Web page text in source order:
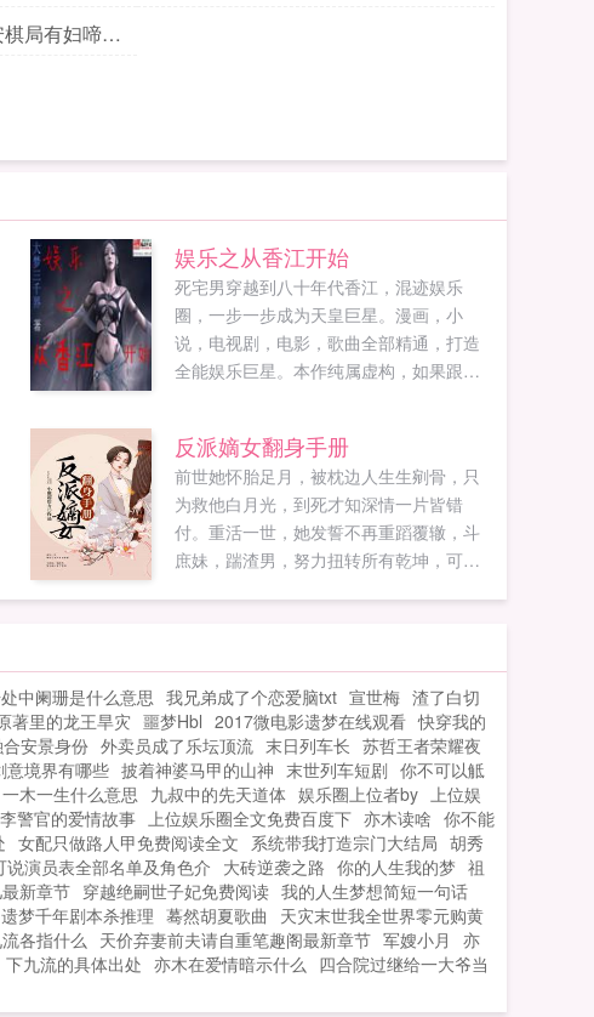
局有妇啼鸣
娱乐之从香江开始
死宅男穿越到八十年代香江，混迹娱乐
圈，一步一步成为天皇巨星。漫画，小
说，电视剧，电影，歌曲全部精通，打造
全能娱乐巨星。本作纯属虚构，如果跟现
反派嫡女翻身手册
前世她怀胎足月，被枕边人生生剜骨，只
为救他白月光，到死才知深情一片皆错
付。重活一世，她发誓不再重蹈覆辙，斗
庶妹，踹渣男，努力扭转所有乾坤，可身
中阑珊是什么意思 我兄弟成了个恋爱脑txt 宣世梅 渣了白切
著里的龙王旱灾 噩梦Hbl 2017微电影遗梦在线观看 快穿我的
安景身份 外卖员成了乐坛顶流 末日列车长 苏哲王者荣耀夜
意境界有哪些 披着神婆马甲的山神 末世列车短剧 你不可以觝
一木一生什么意思 九叔中的先天道体 娱乐圈上位者by 上位娱
李警官的爱情故事 上位娱乐圈全文免费百度下 亦木读啥 你不能
女配只做路人甲免费阅读全文 系统带我打造宗门大结局 胡秀
说演员表全部名单及角色介 大砖逆袭之路 你的人生我的梦 祖
新章节 穿越绝嗣世子妃免费阅读 我的人生梦想简短一句话
遗梦千年剧本杀推理 蓦然胡夏歌曲
天灾末世我全世界零元购黄
各指什么 天价弃妻前夫请自重笔趣阁最新章节 军嫂小月
亦
下九流的具体出处 亦木在爱情暗示什么 四合院过继给一大爷当